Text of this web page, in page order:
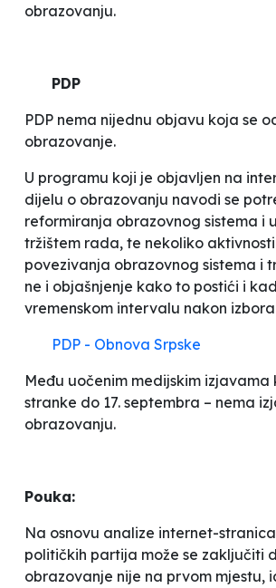
obrazovanju.
PDP
PDP nema nijednu objavu koja se
obrazovanje.
U programu koji je objavljen na
dijelu o obrazovanju navodi se
reformiranja obrazovnog sistema i
tržištem rada, te nekoliko
povezivanja obrazovnog sistema i
ne i objašnjenje kako to postići i
vremenskom intervalu nakon
PDP - Obnova Srpske
Među uočenim medijskim
stranke do 17. septembra – nema
obrazovanju.
Pouka:
Na osnovu analize internet-
političkih partija može se zaključiti
obrazovanje nije na prvom mjestu,